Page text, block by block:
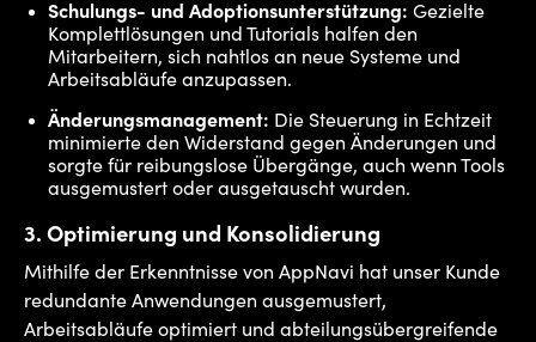
Schulungs- und Adoptionsunterstützung: Gezielte
Komplettlösungen und Tutorials halfen den
Mitarbeitern, sich nahtlos an neue Systeme und
Arbeitsabläufe anzupassen.
Änderungsmanagement: Die Steuerung in Echtzeit
minimierte den Widerstand gegen Änderungen und
sorgte für reibungslose Übergänge, auch wenn Tools
ausgemustert oder ausgetauscht wurden.
3. Optimierung und Konsolidierung
Mithilfe der Erkenntnisse von AppNavi hat unser Kunde
redundante Anwendungen ausgemustert,
Arbeitsabläufe optimiert und abteilungsübergreifende